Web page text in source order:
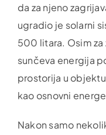
da za njeno
ugradio je solarni
500 litara. Osim za
sunčeva energija
prostorija u
kao osnovni
Nakon samo